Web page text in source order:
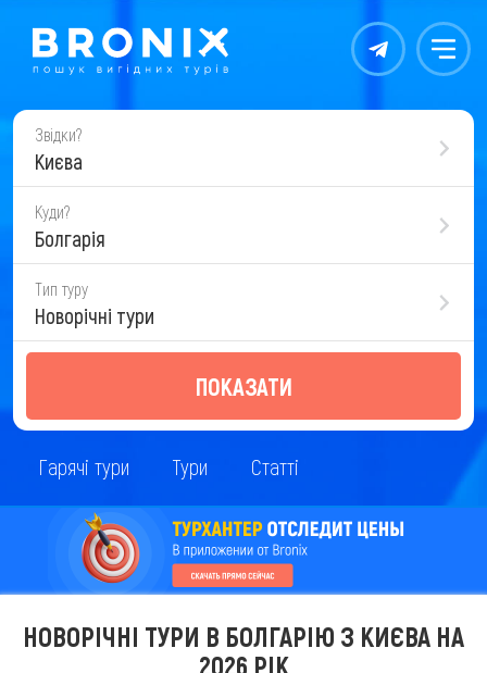
Контакты Меню
Звідки?
Києва
Куди?
Болгарія
Тип туру
Новорічні тури
ПОКАЗАТИ
Гарячі тури Тури Статті
НОВОРІЧНІ ТУРИ В БОЛГАРІЮ З КИЄВА НА
2026 РІК